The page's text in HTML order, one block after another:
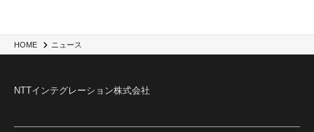
HOME ニュース
NTTインテグレーション株式会社